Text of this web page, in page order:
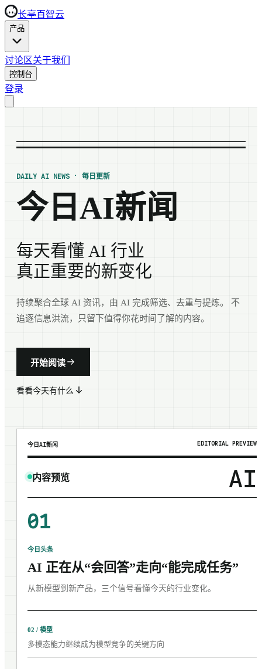
长亭百智云
产品
讨论区关于我们
控制台
登录
DAILY AI NEWS · 每日更新
今日AI新闻
每天看懂 AI 行业
真正重要的新变化
持续聚合全球 AI 资讯，由 AI 完成筛选、去重与提炼。 不
追逐信息洪流，只留下值得你花时间了解的内容。
开始阅读
看看今天有什么
今日AI新闻 EDITORIAL PREVIEW
内容预览 AI
01
今日头条
AI 正在从“会回答”走向“能完成任务”
从新模型到新产品，三个信号看懂今天的行业变化。
02 / 模型
多模态能力继续成为模型竞争的关键方向